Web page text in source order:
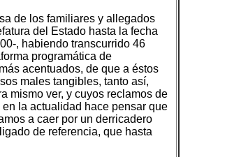
de los familiares y allegados
del Estado hasta la fecha
, habiendo transcurrido 46
programática de
acentuados, de que a éstos
males tangibles, tanto así,
mismo ver, y cuyos reclamos de
la actualidad hace pensar que
a caer por un derricadero
de referencia, que hasta